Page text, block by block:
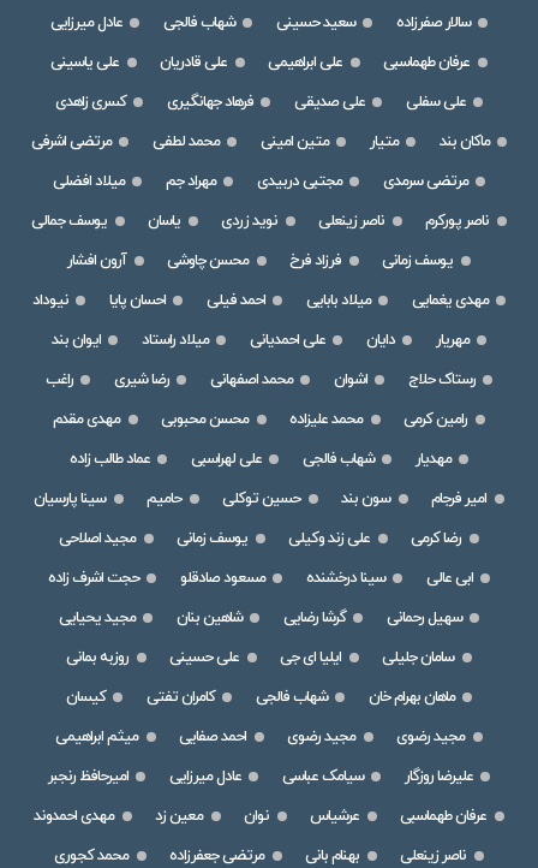
سالار صفرزاده
سعید حسینی شهاب فالجی
عادل میرزایی
عرفان طهماسبی
علی ابراهیمی علی قادریان
علی یاسینی
علی سفلی
علی صدیقی فرهاد جهانگیری
کسری زاهدی
ماکان بند
متیار متین امینی محمد لطفی
مرتضی اشرفی
مرتضی سرمدی
مجتبی دربیدی مهراد جم
میلاد افضلی
ناصر پورکرم
ناصر زینعلی نوید زردی یاسان
یوسف جمالی
یوسف زمانی
فرزاد فرخ محسن چاوشی
آرون افشار
مهدی یغمایی
میلاد بابایی احمد فیلی احسان پایا
نیوداد
مهریار
دایان علی احمدیانی میلاد راستاد
ایوان بند
رستاک حلاج
اشوان محمد اصفهانی رضا شیری
راغب
رامین کرمی
محمد علیزاده محسن محبوبی
مهدی مقدم
مهدیار
شهاب فالجی علی لهراسبی
عماد طالب زاده
امیر فرجام
سون بند حسین توکلی حامیم
سینا پارسیان
رضا کرمی
علی زند وکیلی یوسف زمانی
مجید اصلاحی
ابی عالی
سینا درخشنده مسعود صادقلو
حجت اشرف زاده
سهیل رحمانی
گرشا رضایی شاهین بنان
مجید یحیایی
سامان جلیلی
ایلیا ای جی علی حسینی
روزبه بمانی
ماهان بهرام خان
شهاب فالجی کامران تفتی
کیسان
مجید رضوی
مجید رضوی احمد صفایی
میثم ابراهیمی
علیرضا روزگار
سیامک عباسی عادل میرزایی
امیرحافظ رنجبر
عرفان طهماسبی
عرشیاس نوان معین زد
مهدی احمدوند
ناصر زینعلی
بهنام بانی مرتضی جعفرزاده
محمد کجوری